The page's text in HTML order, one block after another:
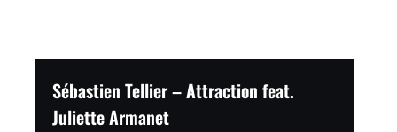
Sébastien Tellier – Attraction feat.
Juliette Armanet